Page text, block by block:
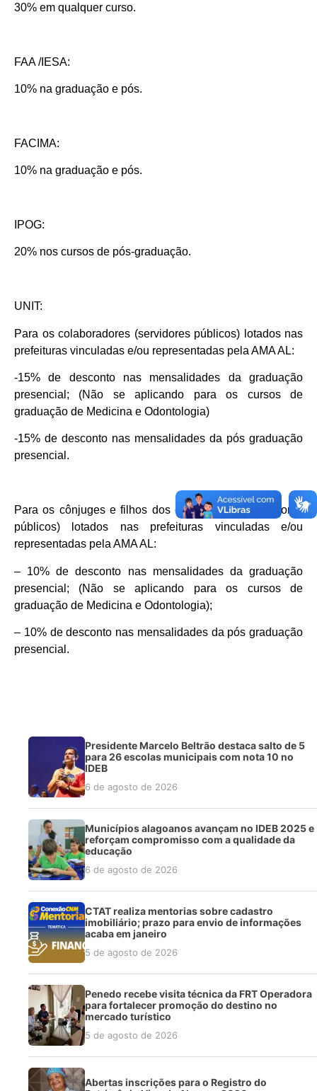
30% em qualquer curso.
FAA /IESA:
10% na graduação e pós.
FACIMA:
10% na graduação e pós.
IPOG:
20% nos cursos de pós-graduação.
UNIT:
Para os colaboradores (servidores públicos) lotados nas
prefeituras vinculadas e/ou representadas pela AMA AL:
-15% de desconto nas mensalidades da graduação
presencial; (Não se aplicando para os cursos de
graduação de Medicina e Odontologia)
-15% de desconto nas mensalidades da pós graduação
presencial.
Para os cônjuges e filhos dos colaboradores(servidores
públicos) lotados nas prefeituras vinculadas e/ou
representadas pela AMA AL:
– 10% de desconto nas mensalidades da graduação
presencial; (Não se aplicando para os cursos de
graduação de Medicina e Odontologia);
– 10% de desconto nas mensalidades da pós graduação
presencial.
Presidente Marcelo Beltrão destaca salto de 5
para 26 escolas municipais com nota 10 no
IDEB
6 de agosto de 2026
Municípios alagoanos avançam no IDEB 2025 e
reforçam compromisso com a qualidade da
educação
6 de agosto de 2026
CTAT realiza mentorias sobre cadastro
imobiliário; prazo para envio de informações
acaba em janeiro
5 de agosto de 2026
Penedo recebe visita técnica da FRT Operadora
para fortalecer promoção do destino no
mercado turístico
5 de agosto de 2026
Abertas inscrições para o Registro do